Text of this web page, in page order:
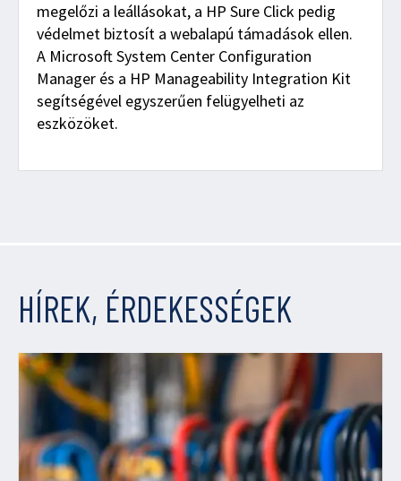
megelőzi a leállásokat, a HP Sure Click pedig
védelmet biztosít a webalapú támadások ellen.
A Microsoft System Center Configuration
Manager és a HP Manageability Integration Kit
segítségével egyszerűen felügyelheti az
eszközöket.
HÍREK, ÉRDEKESSÉGEK